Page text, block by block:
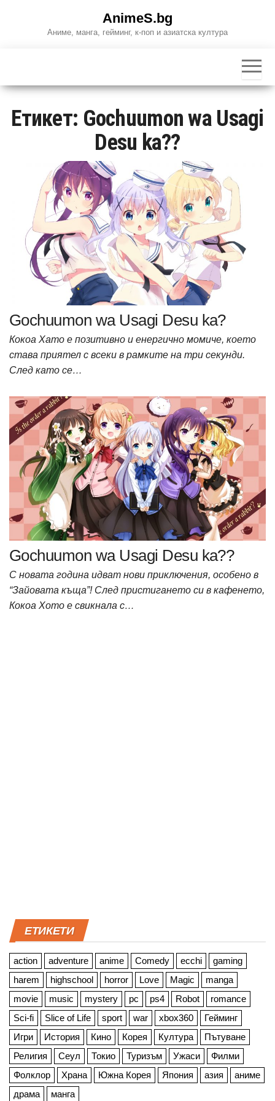
AnimeS.bg
Аниме, манга, гейминг, к-поп и азиатска култура
Етикет: Gochuumon wa Usagi
Desu ka??
Gochuumon wa Usagi Desu ka?
Кокоа Хато е позитивно и енергично момиче, което
става приятел с всеки в рамките на три секунди.
След като се…
Gochuumon wa Usagi Desu ka??
С новата година идват нови приключения, особено в
“Зайовата къща”! След пристигането си в кафенето,
Кокоа Хото е свикнала с…
ЕТИКЕТИ
action adventure anime Comedy ecchi
gaming
harem
highschool horror Love Magic
manga
movie
music mystery pc ps4 Robot
romance
Sci-fi
Slice of Life sport war xbox360
Гейминг
Игри
История Кино Корея Култура
Пътуване
Религия
Сеул Токио Туризъм Ужаси
Филми
Фолклор
Храна Южна Корея Япония азия
аниме
драма
манга